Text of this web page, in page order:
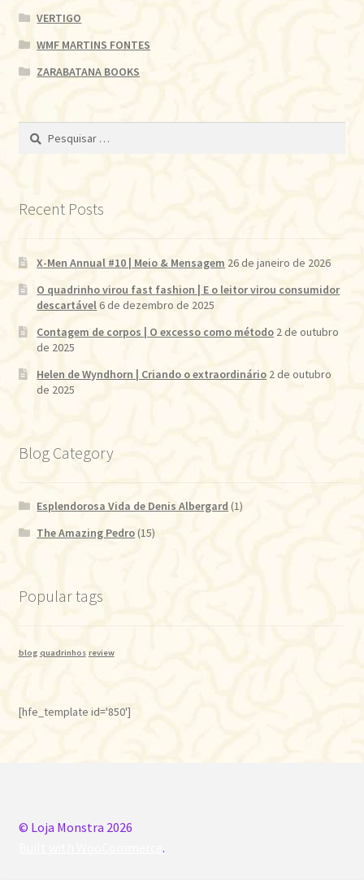
VERTIGO
WMF MARTINS FONTES
ZARABATANA BOOKS
Pesquisar
Recent Posts
X-Men Annual #10 | Meio & Mensagem 26 de janeiro de 2026
O quadrinho virou fast fashion | E o leitor virou consumidor
descartável6 de dezembro de 2025
Contagem de corpos | O excesso como método 2 de outubro
de 2025
Helen de Wyndhorn | Criando o extraordinário 2 de outubro
de 2025
Blog Category
Esplendorosa Vida de Denis Albergard (1)
The Amazing Pedro (15)
Popular tags
blog quadrinhos review
[hfe_template id='850']
© Loja Monstra 2026
.